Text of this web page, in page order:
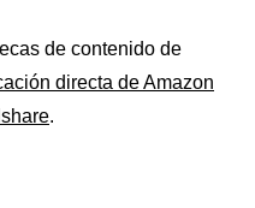
de contenido de
directa de Amazon
.